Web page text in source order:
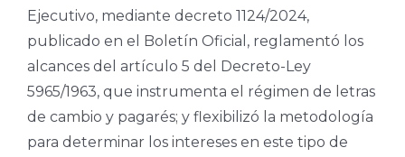
Ejecutivo, mediante decreto 1124/2024,
publicado en el Boletín Oficial, reglamentó los
alcances del artículo 5 del Decreto-Ley
5965/1963, que instrumenta el régimen de letras
de cambio y pagarés; y flexibilizó la metodología
para determinar los intereses en este tipo de